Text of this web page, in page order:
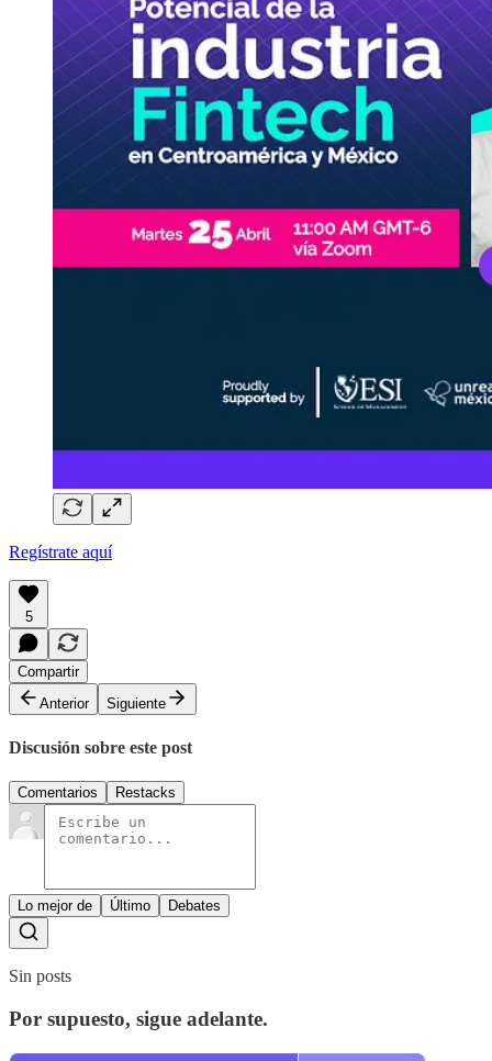
Regístrate aquí
5
Compartir
Anterior
Siguiente
Discusión sobre este post
Comentarios Restacks
Lo mejor de Último Debates
Sin posts
Por supuesto, sigue adelante.